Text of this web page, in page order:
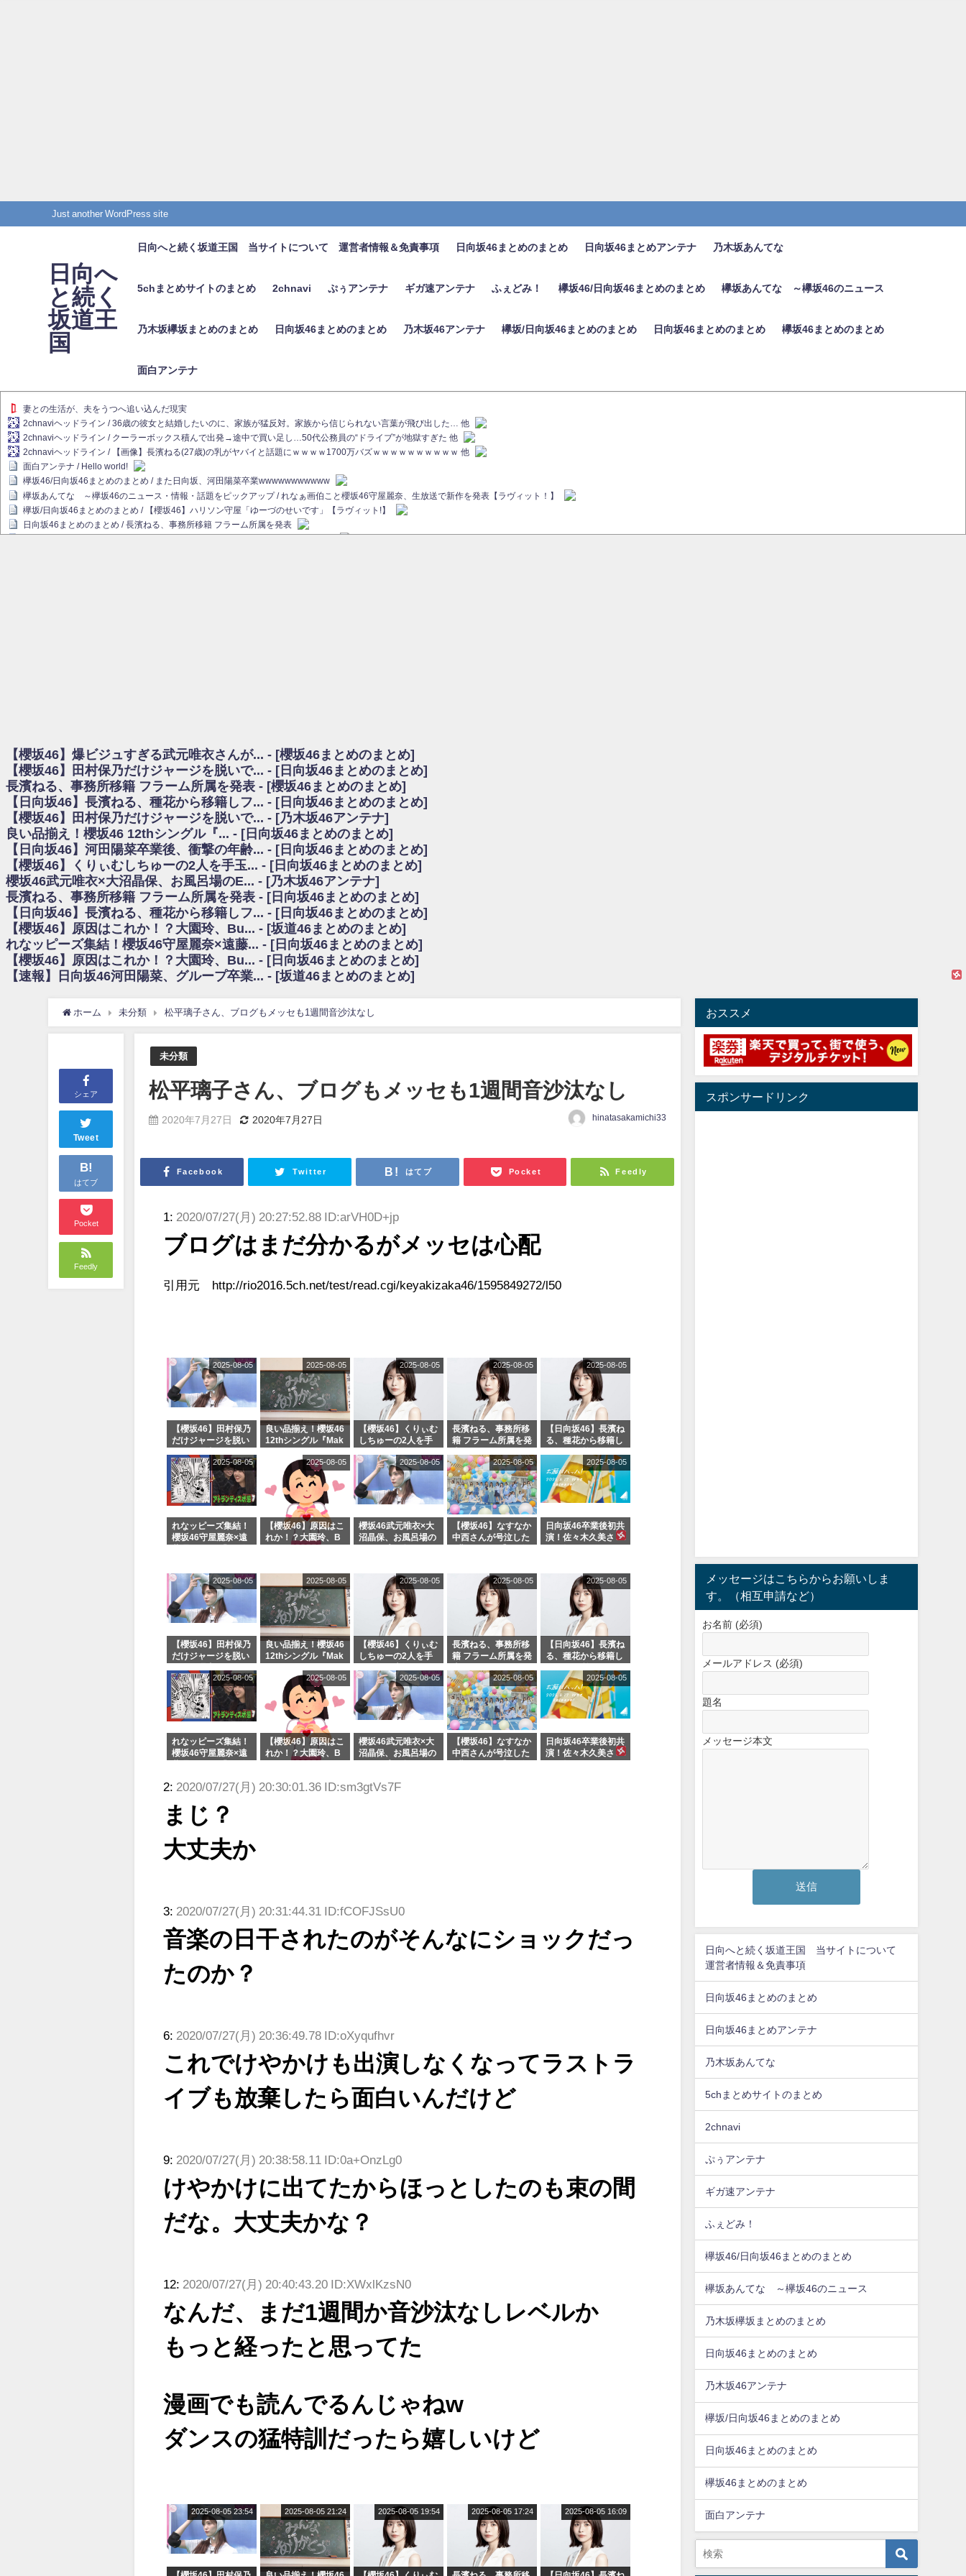
Just another WordPress site
日向へ
と続く
坂道王
国
日向へと続く坂道王国 当サイトについて 運営者情報＆免責事項 日向坂46まとめのまとめ 日向坂46まとめアンテナ 乃木坂あんてな
5chまとめサイトのまとめ 2chnavi ぷぅアンテナ ギガ速アンテナ ふぇどみ！ 欅坂46/日向坂46まとめのまとめ 欅坂あんてな ～欅坂46のニュース
乃木坂欅坂まとめのまとめ 日向坂46まとめのまとめ 乃木坂46アンテナ 欅坂/日向坂46まとめのまとめ 日向坂46まとめのまとめ 欅坂46まとめのまとめ
面白アンテナ
妻との生活が、夫をうつへ追い込んだ現実
2chnaviヘッドライン / 36歳の彼女と結婚したいのに、家族が猛反対。家族から信じられない言葉が飛び出した… 他
2chnaviヘッドライン / クーラーボックス積んで出発→途中で買い足し…50代公務員の“ドライブ”が地獄すぎた 他
2chnaviヘッドライン / 【画像】長濱ねる(27歳)の乳がヤバイと話題にｗｗｗｗ1700万バズｗｗｗｗｗｗｗｗｗｗ 他
面白アンテナ / Hello world!
欅坂46/日向坂46まとめのまとめ / また日向坂、河田陽菜卒業wwwwwwwwwww
欅坂あんてな ～欅坂46のニュース・情報・話題をピックアップ / れなぁ画伯こと櫻坂46守屋麗奈、生放送で新作を発表【ラヴィット！】
欅坂/日向坂46まとめのまとめ / 【櫻坂46】ハリソン守屋「ゆーづのせいです」【ラヴィット!】
日向坂46まとめのまとめ / 長濱ねる、事務所移籍 フラーム所属を発表
乃木坂欅坂まとめのまとめ / 【日向坂46】この月、何かあるのか！？『お願いバッハ！』ミーグリ日程がこちら
欅坂/日向坂46まとめのまとめ / 【櫻坂46】ミーグリで喧嘩！？山下瞳月、これはマジギレしてる
乃木坂46アンテナ / 【櫻坂46】ハリソン守屋「ゆーづのせいです」【ラヴィット!】
乃木坂あんてな ～乃木坂46・欅坂46・日向坂46のニュース・情報・話題をピックアップ / 良い品揃え！櫻坂46 12thシングル『Make or Break』オフィシャルグッズ絶賛販売受付中
日向坂46まとめのまとめ / 【日向坂46】この月、何かあるのか！？『お願いバッハ！』ミーグリ日程がこちら
日向坂46まとめのまとめ / 【元日向坂46】この卒業生、めちゃくちゃテレビで見かけるな
欅坂/日向坂46まとめのまとめ / 【櫻坂46】リアルミーグリであの販売も！『Make or Break』オフィシャルグッズ解禁
乃木坂46アンテナ / 【櫻坂46】ミーグリで喧嘩！？山下瞳月、これはマジギレしてる
乃木坂あんてな ～乃木坂46・欅坂46・日向坂46のニュース・情報・話題をピックアップ / れなッピーズ集結！櫻坂46守屋麗奈×遠藤理子、8/6「ラヴィット！」水曜スタジオ出演決定
日向坂46まとめのまとめ / 【日向坂46】富田鈴花、次の事務所が決まってそう！？
日向坂46まとめのまとめ / 【日向坂46】富田鈴花、次の事務所が決まってそう！？
乃木坂46アンテナ / 【日向坂46】この月、何かあるのか！？『お願いバッハ！』ミーグリ日程がこちら
乃木坂あんてな ～乃木坂46・欅坂46・日向坂46のニュース・情報・話題をピックアップ / 日向坂46卒業後初共演！佐々木久美さん、師匠オードリー若林さんと再会した結果･･･【激レアさんを連れてきた。】
欅坂46/日向坂46まとめのまとめ / 『anan』の表紙の櫻坂46さん、多様性の時代だと話題に
欅坂46/日向坂46まとめのまとめ / 日向坂46より重大発表！！！！
日向坂46まとめのまとめ / 【朗報】増田三莉音さんの生足wwwwwwwwwwww
日向坂46まとめのまとめ / 【日向坂46】五期生着ぐるみ生写真も！ 富田鈴花考案グッズ＆生写真5種が公開される
アイドル – ぷぅアンテナ / 「乃木坂46ののぎおび⊿」北野日奈子が生配信！【2022.3.22 17:15〜 SHOWROOM】
アイドル – ぷぅアンテナ / 2022年3月22日（火）のメディア情報
アイドル – ぷぅアンテナ / 【乃木坂46】井上和の『なぎおはぎ』って こんぺいとう×いちごみるく×マヨラー星人 と同じと考えてよろしいですか？
アイドル – ぷぅアンテナ / 【乃木坂46】日村勇紀 gif職人が切り抜いた名シーン.gif
ふぇどみ！ / 【悲報】呪術廻戦、視聴率5.1%
ふぇどみ！ / 【画像】スポ－ツキャスターお姉さん・ハメまくりだったｗｗｗｗｗｗｗｗｗｗｗｗ
ふぇどみ！ / 【悲報】母「裕福な過程が高学歴になるとか大嘘。教育に金をかけまくったうちの息子が団地住みの貧乏に学歴で負けた」
Powered by livedoor 相互RSS
【櫻坂46】爆ビジュすぎる武元唯衣さんが... - [櫻坂46まとめのまとめ]
【櫻坂46】田村保乃だけジャージを脱いで... - [日向坂46まとめのまとめ]
長濱ねる、事務所移籍 フラーム所属を発表 - [櫻坂46まとめのまとめ]
【日向坂46】長濱ねる、種花から移籍しフ... - [日向坂46まとめのまとめ]
【櫻坂46】田村保乃だけジャージを脱いで... - [乃木坂46アンテナ]
良い品揃え！櫻坂46 12thシングル『... - [日向坂46まとめのまとめ]
【日向坂46】河田陽菜卒業後、衝撃の年齢... - [日向坂46まとめのまとめ]
【櫻坂46】くりぃむしちゅーの2人を手玉... - [日向坂46まとめのまとめ]
櫻坂46武元唯衣×大沼晶保、お風呂場のE... - [乃木坂46アンテナ]
長濱ねる、事務所移籍 フラーム所属を発表 - [日向坂46まとめのまとめ]
【日向坂46】長濱ねる、種花から移籍しフ... - [日向坂46まとめのまとめ]
【櫻坂46】原因はこれか！？大園玲、Bu... - [坂道46まとめのまとめ]
れなッピーズ集結！櫻坂46守屋麗奈×遠藤... - [日向坂46まとめのまとめ]
【櫻坂46】原因はこれか！？大園玲、Bu... - [日向坂46まとめのまとめ]
【速報】日向坂46河田陽菜、グループ卒業... - [坂道46まとめのまとめ]
ホーム 未分類 松平璃子さん、ブログもメッセも1週間音沙汰なし
シェア
Tweet
B!
はてブ
Pocket
Feedly
未分類
松平璃子さん、ブログもメッセも1週間音沙汰なし
2020年7月27日 2020年7月27日 hinatasakamichi33
Facebook Twitter はてブ Pocket Feedly
1: 2020/07/27(月) 20:27:52.88 ID:arVH0D+jp
ブログはまだ分かるがメッセは心配
引用元 http://rio2016.5ch.net/test/read.cgi/keyakizaka46/1595849272/l50
【櫻坂46】田村保乃
だけジャージを脱い
2025-08-05
良い品揃え！櫻坂46
12thシングル『Mak
シャルグッズ絶賛販
売受付中
2025-08-05
【櫻坂46】くりぃむ
しちゅーの2人を手
【くりぃむナンタ
ラ】
2025-08-05
長濱ねる、事務所移
籍 フラーム所属を発
2025-08-05
【日向坂46】長濱ね
る、種花から移籍し
れで事務所に所属し
ているのは... おひさ
まの反応がこちら
2025-08-05
れなッピーズ集結！
櫻坂46守屋麗奈×遠
ジオ出演決定
2025-08-05
【櫻坂46】原因はこ
れか！？大園玲、B
2025-08-05
櫻坂46武元唯衣×大
沼晶保、お風呂場の
2025-08-05
【櫻坂46】なすなか
中西さんが号泣した
2025-08-05
日向坂46卒業後初共
演！佐々木久美さ
結果･･･【激レアさ
んを連れてきた。】
2025-08-05
【櫻坂46】田村保乃
だけジャージを脱い
2025-08-05
良い品揃え！櫻坂46
12thシングル『Mak
シャルグッズ絶賛販
売受付中
2025-08-05
【櫻坂46】くりぃむ
しちゅーの2人を手
【くりぃむナンタ
ラ】
2025-08-05
長濱ねる、事務所移
籍 フラーム所属を発
2025-08-05
【日向坂46】長濱ね
る、種花から移籍し
れで事務所に所属し
ているのは... おひさ
まの反応がこちら
2025-08-05
れなッピーズ集結！
櫻坂46守屋麗奈×遠
ジオ出演決定
2025-08-05
【櫻坂46】原因はこ
れか！？大園玲、B
2025-08-05
櫻坂46武元唯衣×大
沼晶保、お風呂場の
タラ】
2025-08-05
【櫻坂46】なすなか
中西さんが号泣した
2025-08-05
日向坂46卒業後初共
演！佐々木久美さ
2025-08-05
2: 2020/07/27(月) 20:30:01.36 ID:sm3gtVs7F
まじ？
大丈夫か
3: 2020/07/27(月) 20:31:44.31 ID:fCOFJSsU0
音楽の日干されたのがそんなにショックだっ
たのか？
6: 2020/07/27(月) 20:36:49.78 ID:oXyqufhvr
これでけやかけも出演しなくなってラストラ
イブも放棄したら面白いんだけど
9: 2020/07/27(月) 20:38:58.11 ID:0a+OnzLg0
けやかけに出てたからほっとしたのも束の間
だな。大丈夫かな？
12: 2020/07/27(月) 20:40:43.20 ID:XWxlKzsN0
なんだ、まだ1週間か音沙汰なしレベルか
もっと経ったと思ってた
漫画でも読んでるんじゃねw
ダンスの猛特訓だったら嬉しいけど
2025-08-05 23:54 2025-08-05 21:24 2025-08-05 19:54 2025-08-05 17:24 2025-08-05 16:09
おススメ
スポンサードリンク
メッセージはこちらからお願いしま
す。（相互申請など）
お名前 (必須)
メールアドレス (必須)
題名
メッセージ本文
日向へと続く坂道王国 当サイトについて
運営者情報＆免責事項
日向坂46まとめのまとめ
日向坂46まとめアンテナ
乃木坂あんてな
5chまとめサイトのまとめ
2chnavi
ぷぅアンテナ
ギガ速アンテナ
ふぇどみ！
欅坂46/日向坂46まとめのまとめ
欅坂あんてな ～欅坂46のニュース
乃木坂欅坂まとめのまとめ
日向坂46まとめのまとめ
乃木坂46アンテナ
欅坂/日向坂46まとめのまとめ
日向坂46まとめのまとめ
欅坂46まとめのまとめ
面白アンテナ